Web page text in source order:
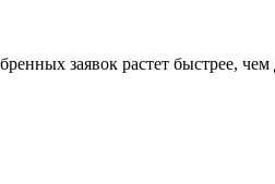
заявок растет быстрее,